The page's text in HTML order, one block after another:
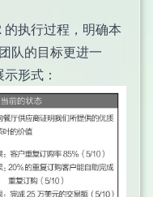
执行过程，明确本
队的目标更进一
形式：